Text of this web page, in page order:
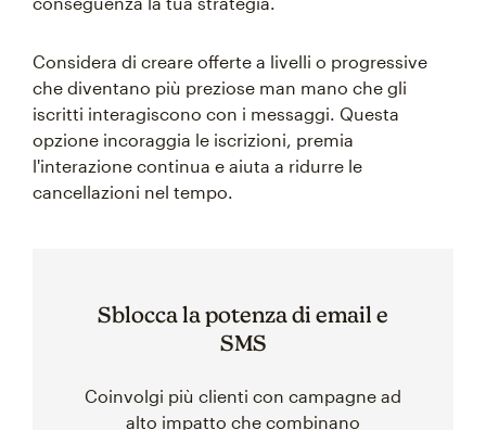
Considera di creare offerte a livelli o progressive
che diventano più preziose man mano che gli
iscritti interagiscono con i messaggi. Questa
opzione incoraggia le iscrizioni, premia
l'interazione continua e aiuta a ridurre le
cancellazioni nel tempo.
Sblocca la potenza di email e
SMS
Coinvolgi più clienti con campagne ad
alto impatto che combinano